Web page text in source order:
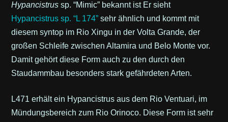
Hypancistrus sp. “Mimic” bekannt ist Er sieht
Hypancistrus sp. “L 174” sehr ähnlich und kommt mit
diesem syntop im Rio Xingu in der Volta Grande, der
großen Schleife zwischen Altamira und Belo Monte vor.
Damit gehört diese Form auch zu den durch den
Staudammbau besonders stark gefährdeten Arten.
L471 erhält ein Hypancistrus aus dem Rio Ventuari, im
Mündungsbereich zum Rio Orinoco. Diese Form ist sehr